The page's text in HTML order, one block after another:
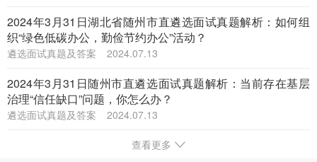
2024年3月31日湖北省随州市直遴选面试真题解析：如何组
织“绿色低碳办公，勤俭节约办公”活动？
遴选面试真题及答案 2024.07.13
2024年3月31日随州市直遴选面试真题解析：当前存在基层
治理“信任缺口”问题，你怎么办？
遴选面试真题及答案 2024.07.13
查看更多